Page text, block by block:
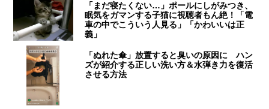
「まだ寝たくない…」ポールにしがみつき、
眠気をガマンする子猫に視聴者もん絶！「電
車の中でこういう人見る」「かわいいは正
義」
「ぬれた傘」放置すると臭いの原因に ハン
ズが紹介する正しい洗い方＆水弾き力を復活
させる方法